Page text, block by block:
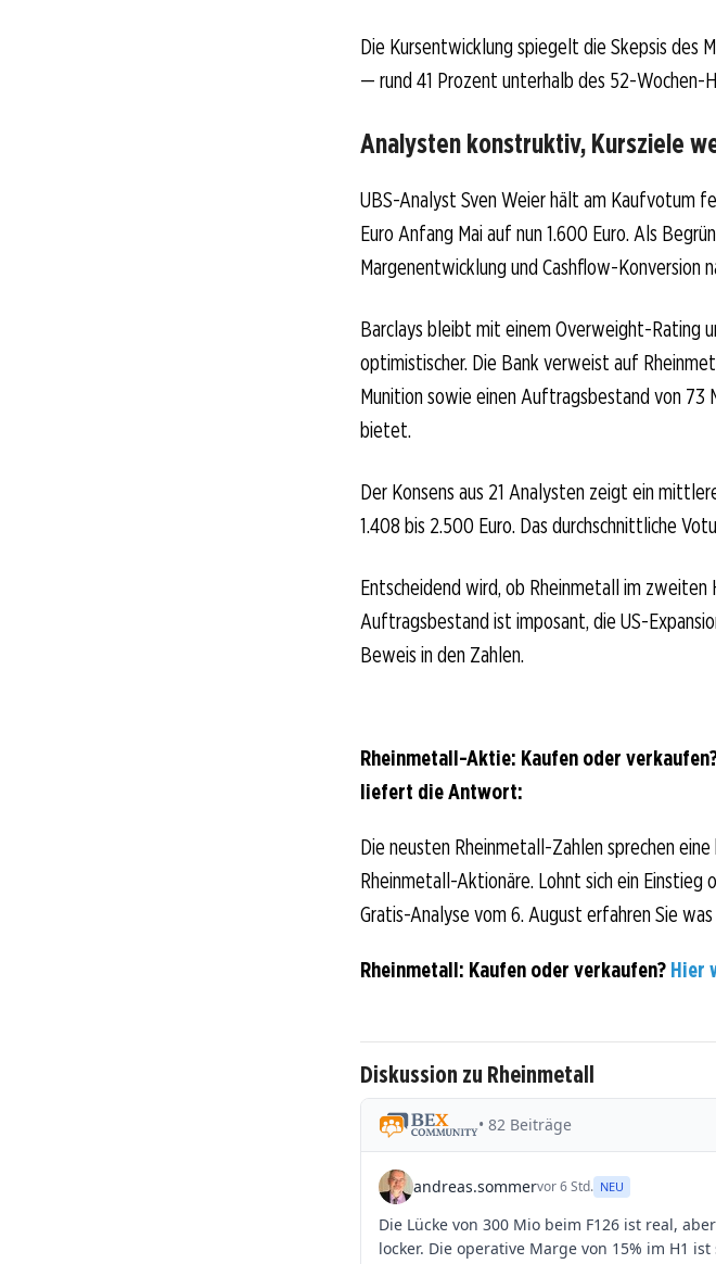
Die Kursentwicklung spiegelt die Skepsis des
— rund 41 Prozent unterhalb des 52-Wochen-
Analysten konstruktiv, Kursziele
UBS-Analyst Sven Weier hält am Kaufvotum
Euro Anfang Mai auf nun 1.600 Euro. Als
Margenentwicklung und Cashflow-Konversion
Barclays bleibt mit einem Overweight-Rating
optimistischer. Die Bank verweist auf
Munition sowie einen Auftragsbestand von 73
bietet.
Der Konsens aus 21 Analysten zeigt ein
1.408 bis 2.500 Euro. Das durchschnittliche
Entscheidend wird, ob Rheinmetall im
Auftragsbestand ist imposant, die US-
Beweis in den Zahlen.
Rheinmetall-Aktie: Kaufen oder
liefert die Antwort:
Die neusten Rheinmetall-Zahlen sprechen
Rheinmetall-Aktionäre. Lohnt sich ein
Gratis-Analyse vom 6. August erfahren Sie
Rheinmetall: Kaufen oder verkaufen? Hier
Diskussion zu Rheinmetall